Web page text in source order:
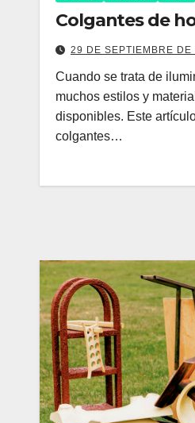
Colgantes de
29 DE SEPTIEMBRE DE
Cuando se trata de
muchos estilos y
disponibles. Este
colgantes…